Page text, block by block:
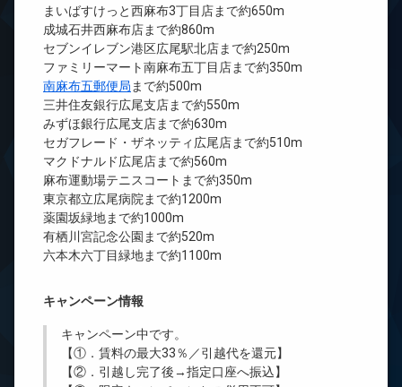
まいばすけっと西麻布3丁目店まで約650m
成城石井西麻布店まで約860m
セブンイレブン港区広尾駅北店まで約250m
ファミリーマート南麻布五丁目店まで約350m
南麻布五郵便局 まで約500m
三井住友銀行広尾支店まで約550m
みずほ銀行広尾支店まで約630m
セガフレード・ザネッティ広尾店まで約510m
マクドナルド広尾店まで約560m
麻布運動場テニスコートまで約350m
東京都立広尾病院まで約1200m
薬園坂緑地まで約1000m
有栖川宮記念公園まで約520m
六本木六丁目緑地まで約1100m
キャンペーン情報
キャンペーン中です。
【①．賃料の最大33％／引越代を還元】
【②．引越し完了後→指定口座へ振込】